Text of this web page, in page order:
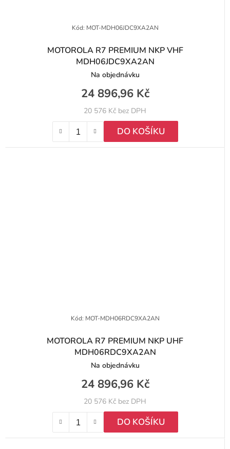
MOTOROLA R7 PREMIUM NKP VHF
MDH06JDC9XA2AN
Na objednávku
20 576 Kč bez DPH
24 896,96 Kč
DO KOŠÍKU
Kód: MOT-MDH06JDC9XA2AN
MOTOROLA R7 PREMIUM NKP UHF
MDH06RDC9XA2AN
Na objednávku
20 576 Kč bez DPH
24 896,96 Kč
DO KOŠÍKU
Kód: MOT-MDH06RDC9XA2AN